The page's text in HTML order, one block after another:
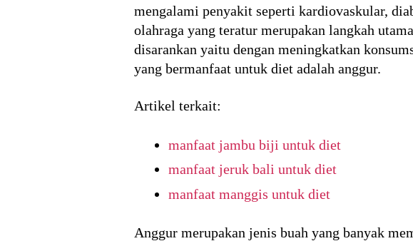
mengalami penyakit seperti kardiovaskular,
olahraga yang teratur merupakan langkah
disarankan yaitu dengan meningkatkan
yang bermanfaat untuk diet adalah anggur.
Artikel terkait:
manfaat jambu biji untuk diet
manfaat jeruk bali untuk diet
manfaat manggis untuk diet
Anggur merupakan jenis buah yang banyak